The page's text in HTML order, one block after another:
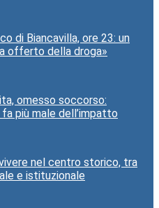
di Biancavilla, ore 23: un
offerto della droga»
omesso soccorso:
fa più male dell’impatto
vivere nel centro storico, tra
e istituzionale